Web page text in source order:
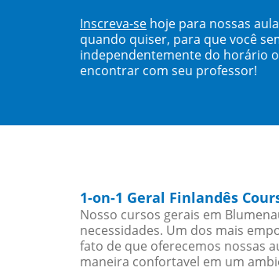
Inscreva-se hoje para nossas
quando quiser, para que você
independentemente do horário
encontrar com seu professor!
1-on-1 Geral Finlandês
Nosso cursos gerais em
necessidades. Um dos mais
fato de que oferecemos nossas
maneira confortavel em um